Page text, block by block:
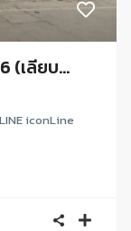
(เลียบ...
iconLine